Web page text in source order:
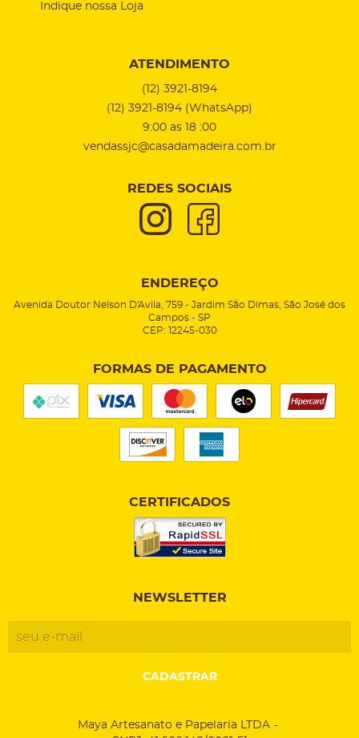
Indique nossa Loja
ATENDIMENTO
(12) 3921-8194
(12) 3921-8194 (WhatsApp)
9:00 as 18 :00
vendassjc@casadamadeira.com.br
REDES SOCIAIS
ENDEREÇO
Avenida Doutor Nelson D'Avila, 759 - Jardim São Dimas, São José dos
Campos - SP
CEP: 12245-030
FORMAS DE PAGAMENTO
CERTIFICADOS
NEWSLETTER
CADASTRAR
Maya Artesanato e Papelaria LTDA